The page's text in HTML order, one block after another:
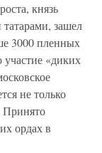
князь
зашел
3000 пленных
«диких
не только
ордах в